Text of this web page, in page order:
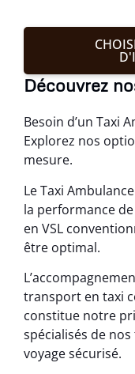
Découvrez
Besoin d’un Taxi
Explorez nos
mesure.
Le Taxi
la performance
en VSL
être optimal.
transport en taxi
constitue notre
spécialisés de
voyage sécurisé.